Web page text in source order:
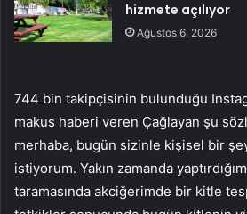
hizmete açılıyor
Ağustos 6, 2026
744 bin takipçisinin bulunduğu
makus haberi veren Çağlayan şu
merhaba, bugün sizinle kişisel bir
istiyorum. Yakın zamanda
taramasında akciğerimde bir kitle